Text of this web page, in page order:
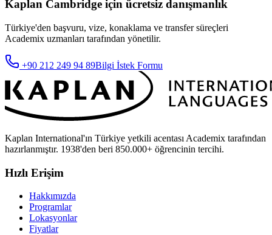
Kaplan Cambridge için ücretsiz danışmanlık
Türkiye'den başvuru, vize, konaklama ve transfer süreçleri
Academix uzmanları tarafından yönetilir.
+90 212 249 94 89Bilgi İstek Formu
Kaplan International'ın Türkiye yetkili acentası Academix tarafından
hazırlanmıştır. 1938'den beri 850.000+ öğrencinin tercihi.
Hızlı Erişim
Hakkımızda
Programlar
Lokasyonlar
Fiyatlar